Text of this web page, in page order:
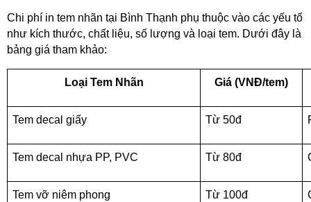
Chi phí in tem nhãn tại Bình Thạnh phụ thuộc vào các yếu tố
như kích thước, chất liệu, số lượng và loại tem. Dưới đây là
bảng giá tham khảo:
Loại Tem Nhãn Giá (VNĐ/tem)
Tem decal giấy Từ 50đ
Tem decal nhựa PP, PVC Từ 80đ
Tem vỡ niêm phong Từ 100đ